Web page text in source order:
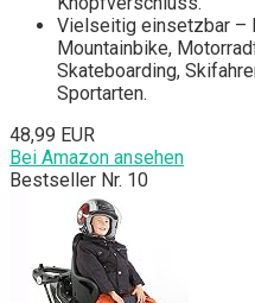
Vielseitig einsetzbar –
Mountainbike,
Skateboarding,
Sportarten.
48,99 EUR
Bei Amazon ansehen
Bestseller Nr. 10